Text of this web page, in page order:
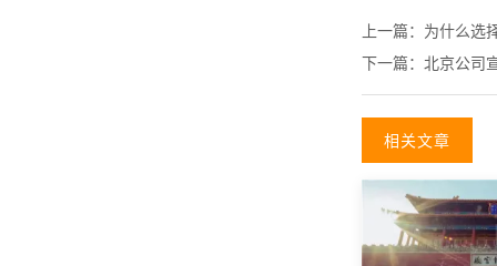
上一篇： 为什么选
下一篇： 北京公司
相关文章